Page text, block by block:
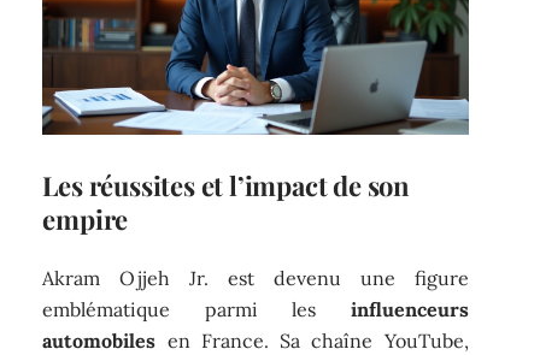
Les réussites et l’impact de son
empire
Akram Ojjeh Jr. est devenu une figure
emblématique parmi les influenceurs
automobiles en France. Sa chaîne YouTube,